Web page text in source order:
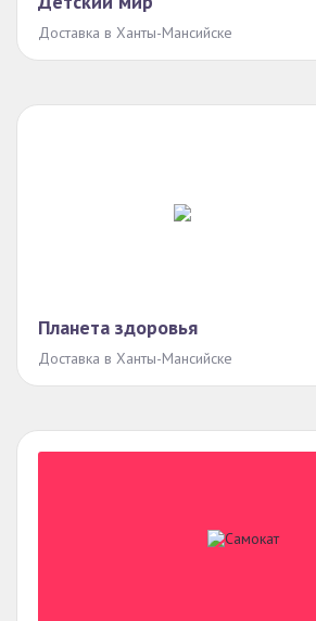
Доставка в Ханты-Мансийске
Планета здоровья
Доставка в Ханты-Мансийске